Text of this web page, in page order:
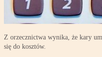
Z orzecznictwa wynika, że kary
się do kosztów.